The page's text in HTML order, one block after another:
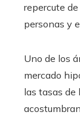
repercute
personas y
Uno de los
mercado
las tasas de